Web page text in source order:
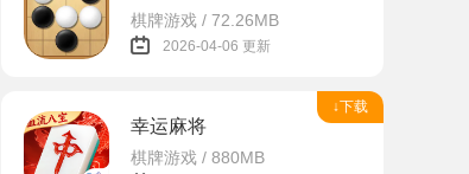
棋牌游戏 / 72.26MB
2026-04-06 更新
↓下载
幸运麻将
棋牌游戏 / 880MB